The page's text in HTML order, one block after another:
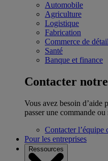
Automobile
Agriculture
Logistique
Fabrication
Commerce de
Santé
Banque et finance
Contacter
Vous avez besoin d’aide
passer une commande
Contacter l’équipe
Pour les entreprises
Ressources